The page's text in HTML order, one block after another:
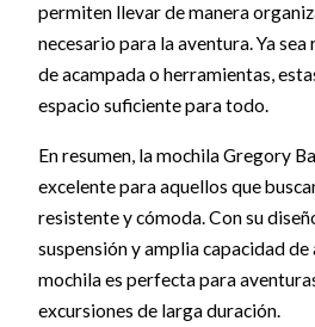
permiten llevar de manera
necesario para la aventura. Ya
de acampada o herramientas,
espacio suficiente para todo.
En resumen, la mochila Gregory
excelente para aquellos que
resistente y cómoda. Con su
suspensión y amplia capacidad
mochila es perfecta para
excursiones de larga duración.